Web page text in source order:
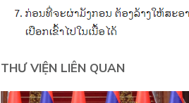
THƯ VIỆN LIÊN QUAN